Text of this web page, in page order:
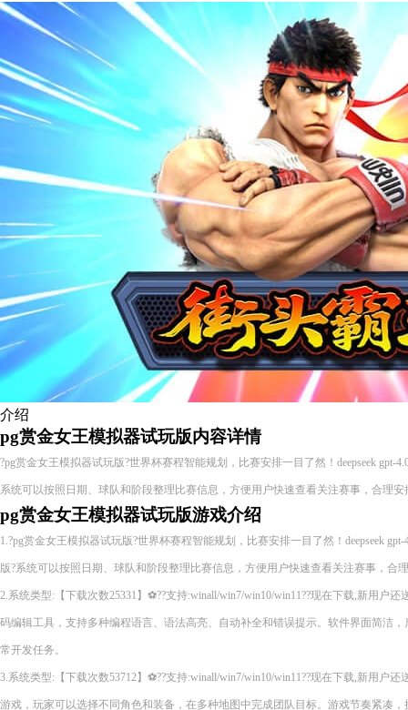
介绍
pg赏金女王模拟器试玩版内容详情
?pg赏金女王模拟器试玩版?世界杯赛程智能规划，比赛安排一目了然！deepseek gpt-
系统可以按照日期、球队和阶段整理比赛信息，方便用户快速查看关注赛事，合理安
pg赏金女王模拟器试玩版游戏介绍
1.?pg赏金女王模拟器试玩版?世界杯赛程智能规划，比赛安排一目了然！deepseek
版?系统可以按照日期、球队和阶段整理比赛信息，方便用户快速查看关注赛事，合
2.系统类型:【下载次数25331】⚽??支持:winall/win7/win10/win11??现在下载,新用户
码编辑工具，支持多种编程语言、语法高亮、自动补全和错误提示。软件界面简洁
常开发任务。
3.系统类型:【下载次数53712】⚽??支持:winall/win7/win10/win11??现在下载,新用户
游戏，玩家可以选择不同角色和装备，在多种地图中完成团队目标。游戏节奏紧凑